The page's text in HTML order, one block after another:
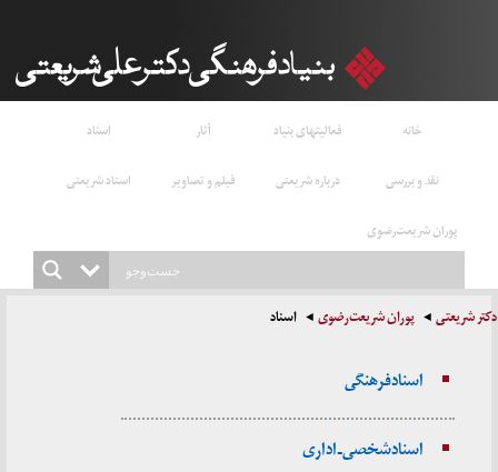
خانه فعالیتهای بنیاد آثار
اسناد
نقد و بررسی
درباره شریعتی فیلم و تصاویر
استاد شریعتی
پوران شریعت‌رضوی
دکتر شریعتی پوران شریعت‌رضوی اسناد
اسناد فرهنگی
اسناد شخصی ـ‌ اداری